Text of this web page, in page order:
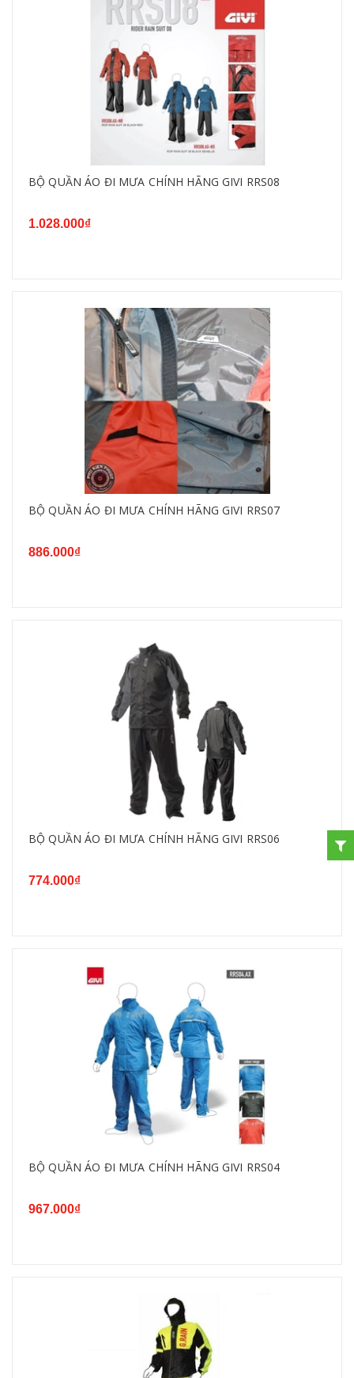
BỘ QUẦN ÁO ĐI MƯA CHÍNH HÃNG GIVI RRS08
1.028.000₫
BỘ QUẦN ÁO ĐI MƯA CHÍNH HÃNG GIVI RRS07
886.000₫
BỘ QUẦN ÁO ĐI MƯA CHÍNH HÃNG GIVI RRS06
774.000₫
BỘ QUẦN ÁO ĐI MƯA CHÍNH HÃNG GIVI RRS04
967.000₫